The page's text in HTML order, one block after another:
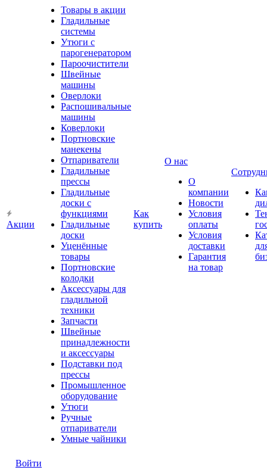
Акции
Товары в акции
Гладильные
системы
Утюги с
парогенератором
Пароочистители
Швейные
машины
Оверлоки
Распошивальные
машины
Коверлоки
Портновские
манекены
Отпариватели
Гладильные
прессы
Гладильные
доски с
функциями
Гладильные
доски
Уценённые
товары
Портновские
колодки
Аксессуары для
гладильной
техники
Запчасти
Швейные
принадлежности
и аксессуары
Подставки под
прессы
Промышленное
оборудование
Утюги
Ручные
отпариватели
Умные чайники
Как
купить
О нас
О
компании
Новости
Условия
оплаты
Условия
доставки
Гарантия
на товар
Войти